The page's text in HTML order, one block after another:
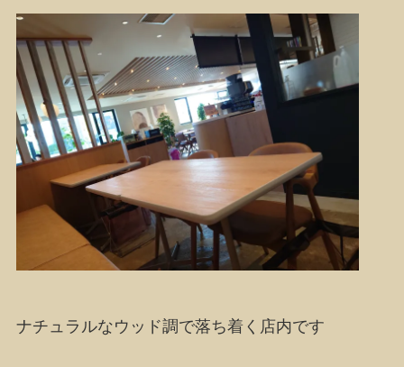
ナチュラルなウッド調で落ち着く店内です